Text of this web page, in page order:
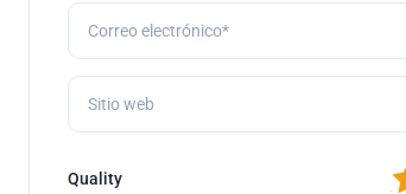
Quality